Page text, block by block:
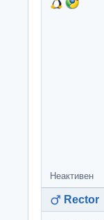
Неактивен
Rector